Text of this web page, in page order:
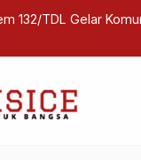
132/TDL Gelar